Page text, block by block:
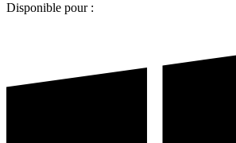
Disponible pour :